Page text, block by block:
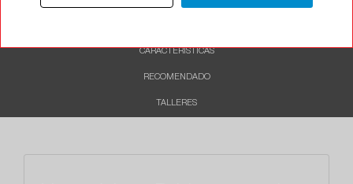
CARACTERÍSTICAS
RECOMENDADO
TALLERES